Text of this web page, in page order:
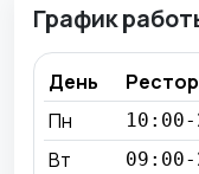
График
День
Пн
Вт